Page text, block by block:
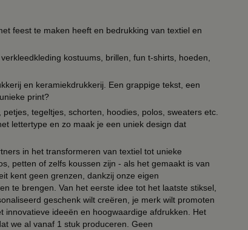
feest te maken heeft en bedrukking van textiel en
kostuums, brillen, fun t-shirts, hoeden,
en keramiekdrukkerij. Een grappige tekst, een
print?
tegeltjes, schorten, hoodies, polos, sweaters etc.
lettertype en zo maak je een uniek design dat
in het transformeren van textiel tot unieke
petten of zelfs koussen zijn - als het gemaakt is van
kent geen grenzen, dankzij onze eigen
te brengen. Van het eerste idee tot het laatste stiksel,
geschenk wilt creëren, je merk wilt promoten
innovatieve ideeën en hoogwaardige afdrukken. Het
we al vanaf 1 stuk produceren. Geen